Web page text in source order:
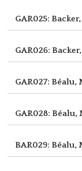
GAR025:
GAR026:
GAR027: Béalu,
GAR028: Béalu,
BAR029: Béalu,